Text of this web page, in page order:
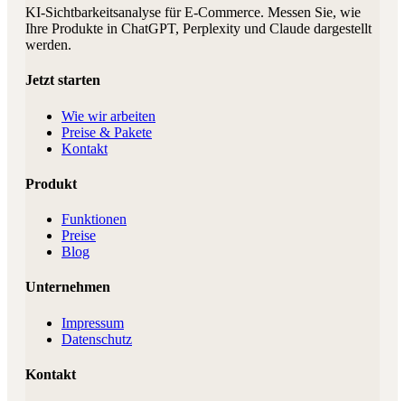
KI-Sichtbarkeitsanalyse für E-Commerce. Messen Sie, wie
Ihre Produkte in ChatGPT, Perplexity und Claude dargestellt
werden.
Jetzt starten
Wie wir arbeiten
Preise & Pakete
Kontakt
Produkt
Funktionen
Preise
Blog
Unternehmen
Impressum
Datenschutz
Kontakt